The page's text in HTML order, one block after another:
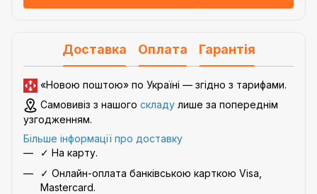
Доставка Оплата Гарантія
«Новою поштою» по Україні — згідно з тарифами.
Самовивіз з нашого складу лише за попереднім
узгодженням.
Більше інформації про доставку
✓ На карту.
✓ Онлайн-оплата банківською карткою Visa,
Mastercard.